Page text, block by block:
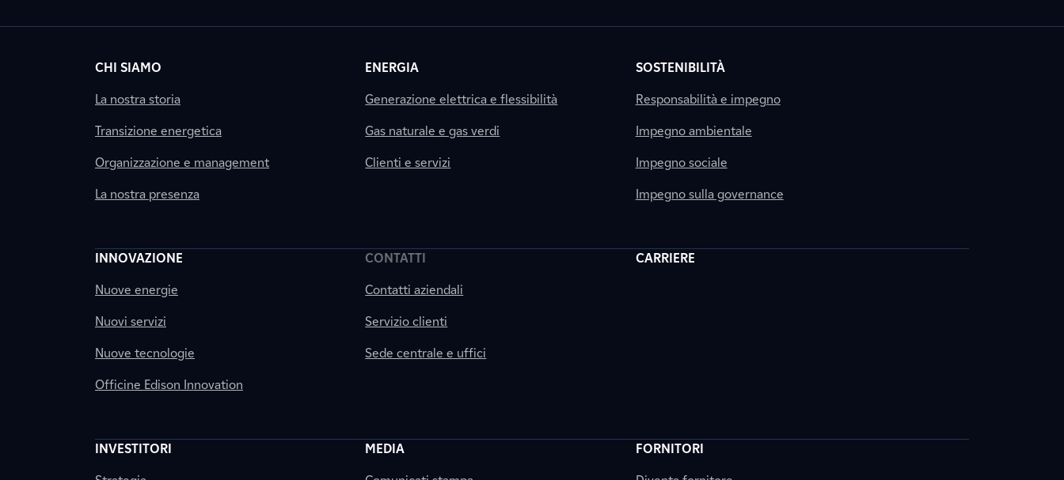
CHI SIAMO
La nostra storia
Transizione energetica
Organizzazione e management
La nostra presenza
ENERGIA
Generazione elettrica e flessibilità
Gas naturale e gas verdi
Clienti e servizi
SOSTENIBILITÀ
Responsabilità e impegno
Impegno ambientale
Impegno sociale
Impegno sulla governance
INNOVAZIONE
Nuove energie
Nuovi servizi
Nuove tecnologie
Officine Edison Innovation
CONTATTI
Contatti aziendali
Servizio clienti
Sede centrale e uffici
CARRIERE
INVESTITORI MEDIA FORNITORI